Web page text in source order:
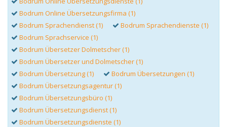
Bodrum Online Übersetzungsfirma (1)
Bodrum Sprachendienst (1)
Bodrum Sprachendienste (1)
Bodrum Sprachservice (1)
Bodrum Übersetzer Dolmetscher (1)
Bodrum Übersetzer und Dolmetscher (1)
Bodrum Übersetzung (1)
Bodrum Übersetzungen (1)
Bodrum Übersetzungsagentur (1)
Bodrum Übersetzungsbüro (1)
Bodrum Übersetzungsdienst (1)
Bodrum Übersetzungsdienste (1)